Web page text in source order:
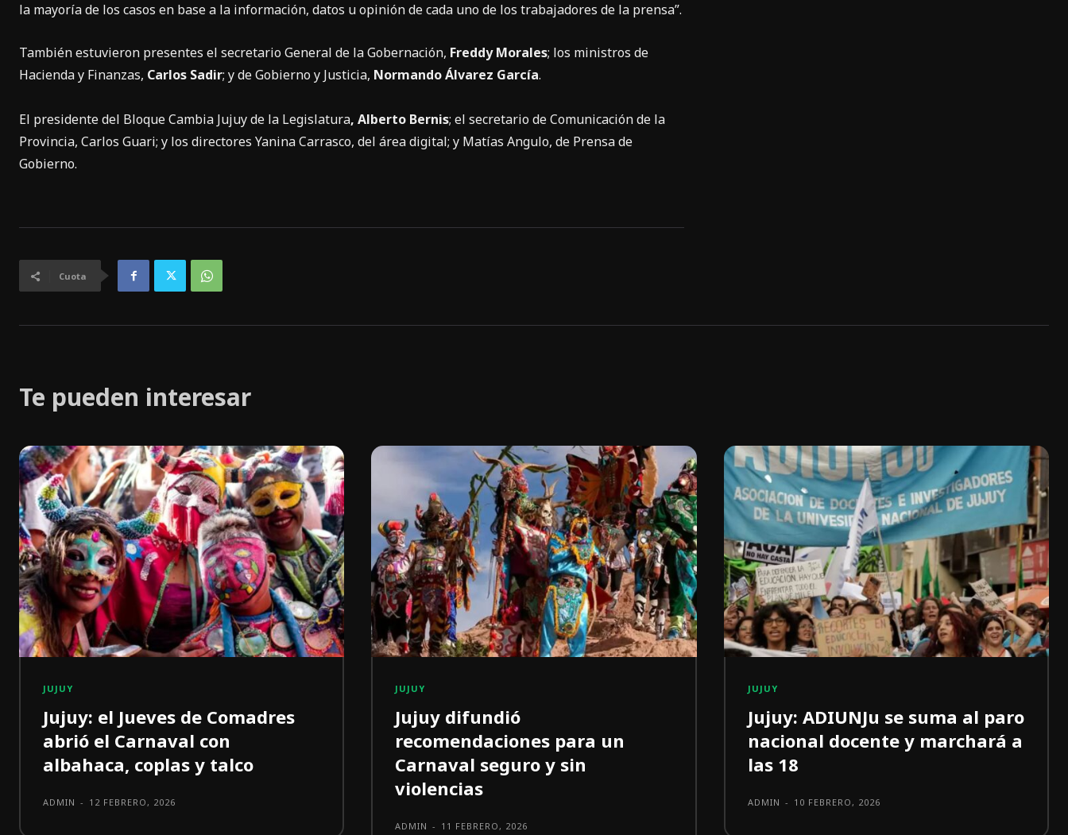
la mayoría de los casos en base a la información, datos u opinión de cada uno de los trabajadores de la prensa”.
También estuvieron presentes el secretario General de la Gobernación, Freddy Morales; los ministros de
Hacienda y Finanzas, Carlos Sadir; y de Gobierno y Justicia, Normando Álvarez García.
El presidente del Bloque Cambia Jujuy de la Legislatura, Alberto Bernis; el secretario de Comunicación de la
Provincia, Carlos Guari; y los directores Yanina Carrasco, del área digital; y Matías Angulo, de Prensa de
Gobierno.
Cuota
Te pueden interesar
JUJUY
Jujuy: el Jueves de Comadres
abrió el Carnaval con
albahaca, coplas y talco
ADMIN - 12 FEBRERO, 2026
JUJUY
Jujuy difundió
recomendaciones para un
Carnaval seguro y sin
violencias
ADMIN - 11 FEBRERO, 2026
JUJUY
Jujuy: ADIUNJu se suma al paro
nacional docente y marchará a
las 18
ADMIN - 10 FEBRERO, 2026